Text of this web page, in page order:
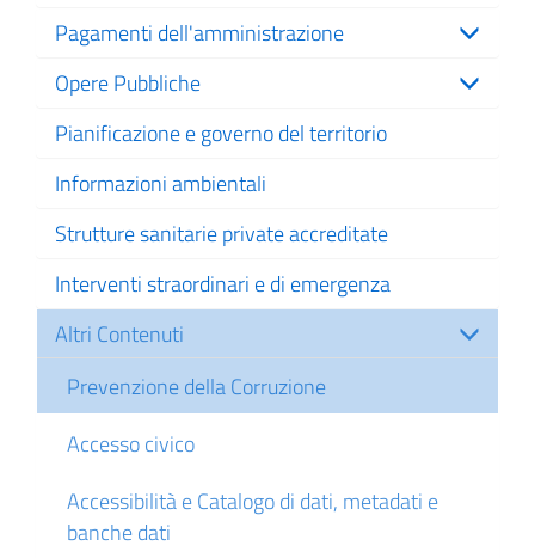
Pagamenti dell'amministrazione
Opere Pubbliche
Pianificazione e governo del territorio
Informazioni ambientali
Strutture sanitarie private accreditate
Interventi straordinari e di emergenza
Altri Contenuti
Prevenzione della Corruzione
Accesso civico
Accessibilità e Catalogo di dati, metadati e
banche dati